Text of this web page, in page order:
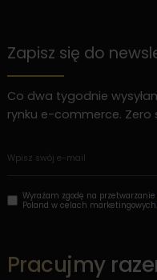
Zapisz się do
Co dwa tygodnie
rynku e-commerce.
Wyrażam zgodę na przetwarzanie
Poland w celach marketingowych.
Pracujmy